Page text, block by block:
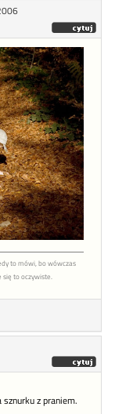
to mówi, bo wówczas
się to oczywiste.
z praniem.